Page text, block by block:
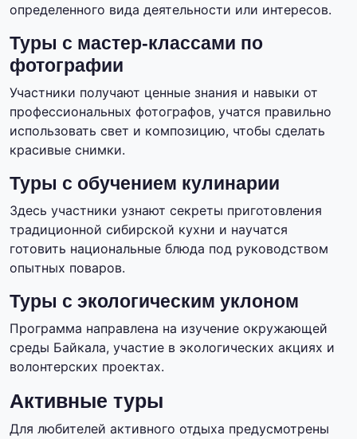
определенного вида деятельности или интересов.
Туры с мастер-классами по
фотографии
Участники получают ценные знания и навыки от
профессиональных фотографов, учатся правильно
использовать свет и композицию, чтобы сделать
красивые снимки.
Туры с обучением кулинарии
Здесь участники узнают секреты приготовления
традиционной сибирской кухни и научатся
готовить национальные блюда под руководством
опытных поваров.
Туры с экологическим уклоном
Программа направлена на изучение окружающей
среды Байкала, участие в экологических акциях и
волонтерских проектах.
Активные туры
Для любителей активного отдыха предусмотрены